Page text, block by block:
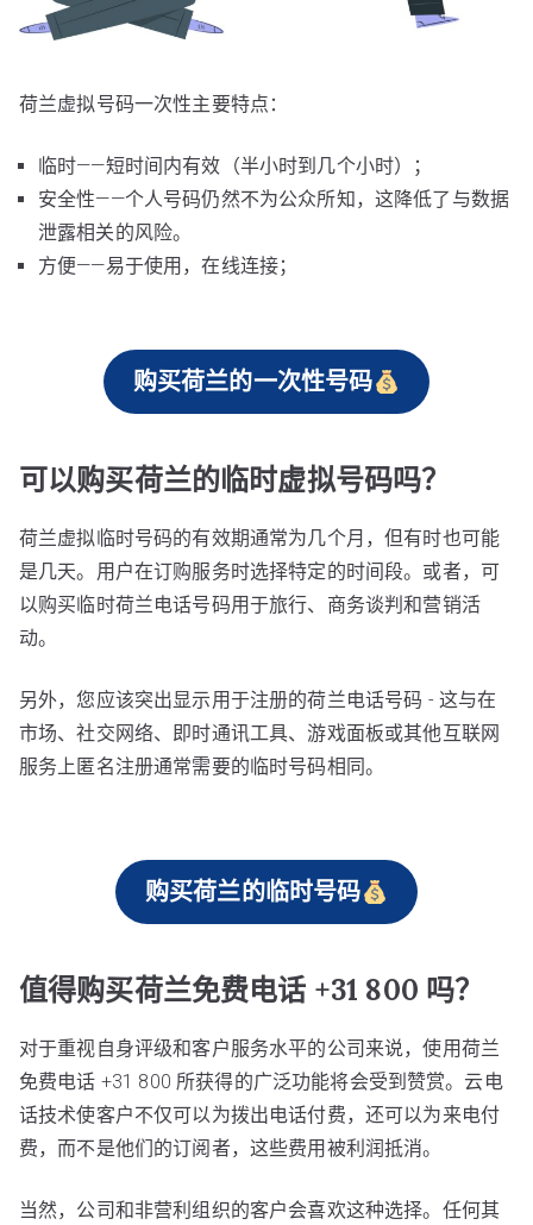
荷兰虚拟号码一次性主要特点：
临时——短时间内有效（半小时到几个小时）；
安全性——个人号码仍然不为公众所知，这降低了与数据
泄露相关的风险。
方便——易于使用，在线连接；
购买荷兰的一次性号码
可以购买荷兰的临时虚拟号码吗？
荷兰虚拟临时号码的有效期通常为几个月，但有时也可能
是几天。用户在订购服务时选择特定的时间段。或者，可
以购买临时荷兰电话号码用于旅行、商务谈判和营销活
动。
另外，您应该突出显示用于注册的荷兰电话号码 - 这与在
市场、社交网络、即时通讯工具、游戏面板或其他互联网
服务上匿名注册通常需要的临时号码相同。
购买荷兰的临时号码
值得购买荷兰免费电话 +31 800 吗？
对于重视自身评级和客户服务水平的公司来说，使用荷兰
免费电话 +31 800 所获得的广泛功能将会受到赞赏。云电
话技术使客户不仅可以为拨出电话付费，还可以为来电付
费，而不是他们的订阅者，这些费用被利润抵消。
当然，公司和非营利组织的客户会喜欢这种选择。任何其